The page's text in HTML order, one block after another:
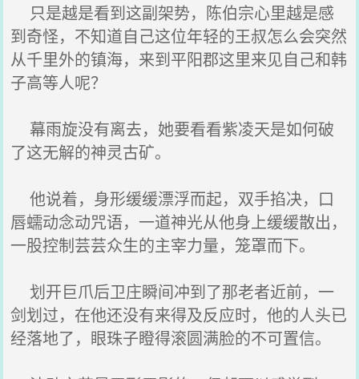
只是越是看到这副架势，陈伯宗心里越是感
到奇怪，不知道自己这位年轻的王叔怎么会突然
从千里外的镇海，来到平阳郡这里来见自己和韩
子高等人呢？
幕雨旋没有离去，她要看看紫凌天是如何破
了这无解的神灵古矿。
他说着，身形缓缓漂浮而起，双手掐决，口
唇蠕动念动咒语，一道神光从他身上缓缓散出，
一股控制芸芸众生的主宰力量，笼罩而下。
划开巨爪后卫庄瞬间冲到了那老者近前，一
剑划过，在他还没有来得及反应时，他的人头已
经落地了，眼珠子瞪得滚圆满脸的不可置信。